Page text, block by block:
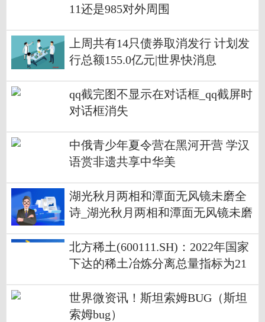
11还是985对外周围
上周共有14只债券取消发行 计划发
行总额155.0亿元|世界快消息
qq截完图不显示在对话框_qq截屏时
对话框消失
中俄青少年夏令营在黑河开营 学汉
语赏非遗共享中华美
湖光秋月两相和潭面无风镜未磨全
诗_湖光秋月两相和潭面无风镜未磨
北方稀土(600111.SH)：2022年国家
下达的稀土冶炼分离总量指标为21
吨|全球速看
世界微资讯！斯坦索姆BUG（斯坦
索姆bug）